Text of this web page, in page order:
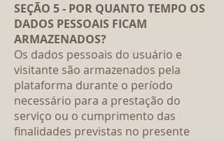
SEÇÃO 5 - POR QUANTO TEMPO OS
DADOS PESSOAIS FICAM
ARMAZENADOS?
Os dados pessoais do usuário e
visitante são armazenados pela
plataforma durante o período
necessário para a prestação do
serviço ou o cumprimento das
finalidades previstas no presente